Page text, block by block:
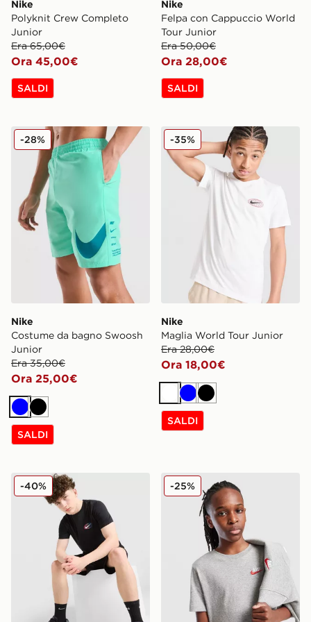
Nike
Polyknit Crew Completo
Junior
Era 65,00€
Ora 45,00€
SALDI
Nike
Felpa con Cappuccio World
Tour Junior
Era 50,00€
Ora 28,00€
SALDI
Nike Costume da bagno Swoosh Junior
Nike
Costume da bagno Swoosh
Junior
Era 35,00€
Ora 25,00€
-28%
BluNero
SALDI
Nike Maglia World Tour
Nike
Maglia World Tour Junior
Era 28,00€
Ora 18,00€
-35%
Bianco
BluNero
SALDI
Nike Maglia World Tour Junior
-40% Nike Maglia Small Logo
-25%